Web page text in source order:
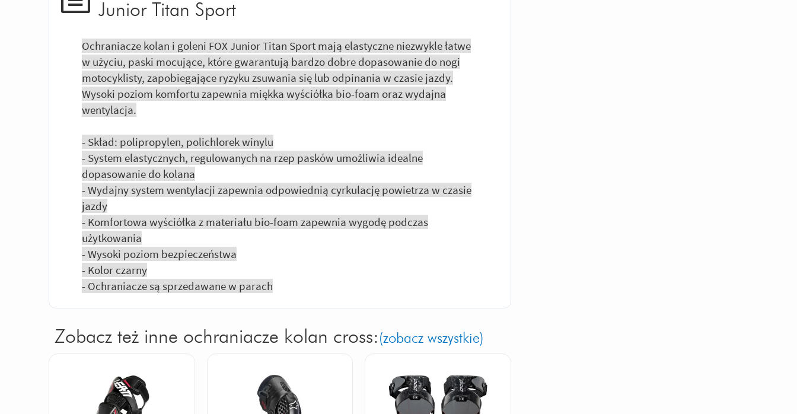
Junior Titan Sport
Ochraniacze kolan i goleni FOX Junior Titan Sport mają elastyczne niezwykle łatwe
w użyciu, paski mocujące, które gwarantują bardzo dobre dopasowanie do nogi
motocyklisty, zapobiegające ryzyku zsuwania się lub odpinania w czasie jazdy.
Wysoki poziom komfortu zapewnia miękka wyściółka bio-foam oraz wydajna
wentylacja.
- Skład: polipropylen, polichlorek winylu
- System elastycznych, regulowanych na rzep pasków umożliwia idealne
dopasowanie do kolana
- Wydajny system wentylacji zapewnia odpowiednią cyrkulację powietrza w czasie
jazdy
- Komfortowa wyściółka z materiału bio-foam zapewnia wygodę podczas
użytkowania
- Wysoki poziom bezpieczeństwa
- Kolor czarny
- Ochraniacze są sprzedawane w parach
Zobacz też inne ochraniacze kolan cross: (zobacz wszystkie)